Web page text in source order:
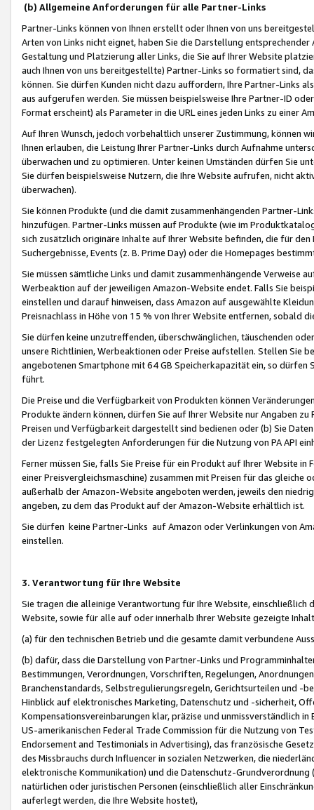
(b) Allgemeine Anforderungen für alle Partner-Links
Partner-Links können von Ihnen erstellt oder Ihnen von uns
Arten von Links nicht eignet, haben Sie die Darstellung
Gestaltung und Platzierung aller Links, die Sie auf Ihrer Website
auch Ihnen von uns bereitgestellte) Partner-Links so formatiert sind,
können. Sie dürfen Kunden nicht dazu auffordern, Ihre Partner-Links
aus aufgerufen werden. Sie müssen beispielsweise Ihre Partner-ID
Format erscheint) als Parameter in die URL eines jeden Links zu einer
Auf Ihren Wunsch, jedoch vorbehaltlich unserer Zustimmung, können
Ihnen erlauben, die Leistung Ihrer Partner-Links durch Aufnahme
überwachen und zu optimieren. Unter keinen Umständen dürfen Sie
Sie dürfen beispielsweise Nutzern, die Ihre Website aufrufen, nicht
überwachen).
Sie können Produkte (und die damit zusammenhängenden Partner-
hinzufügen. Partner-Links müssen auf Produkte (wie im
sich zusätzlich originäre Inhalte auf Ihrer Website befinden, die für
Suchergebnisse, Events (z. B. Prime Day) oder die Homepages
Sie müssen sämtliche Links und damit zusammenhängende
Werbeaktion auf der jeweiligen Amazon-Website endet. Falls Sie
einstellen und darauf hinweisen, dass Amazon auf ausgewählte
Preisnachlass in Höhe von 15 % von Ihrer Website entfernen, sobald
Sie dürfen keine unzutreffenden, überschwänglichen, täuschenden
unsere Richtlinien, Werbeaktionen oder Preise aufstellen. Stellen Sie
angebotenen Smartphone mit 64 GB Speicherkapazität ein, so dürfen
führt.
Die Preise und die Verfügbarkeit von Produkten können
Produkte ändern können, dürfen Sie auf Ihrer Website nur Angaben
Preisen und Verfügbarkeit dargestellt sind bedienen oder (b) Sie
der Lizenz festgelegten Anforderungen für die Nutzung von PA API
Ferner müssen Sie, falls Sie Preise für ein Produkt auf Ihrer Website
einer Preisvergleichsmaschine) zusammen mit Preisen für das
außerhalb der Amazon-Website angeboten werden, jeweils den
angeben, zu dem das Produkt auf der Amazon-Website erhältlich ist.
Sie dürfen keine Partner-Links auf Amazon oder Verlinkungen von
einstellen.
3. Verantwortung für Ihre Website
Sie tragen die alleinige Verantwortung für Ihre Website,
Website, sowie für alle auf oder innerhalb Ihrer Website gezeigte
(a) für den technischen Betrieb und die gesamte damit verbundene
(b) dafür, dass die Darstellung von Partner-Links und
Bestimmungen, Verordnungen, Vorschriften, Regelungen,
Branchenstandards, Selbstregulierungsregeln, Gerichtsurteilen und -
Hinblick auf elektronisches Marketing, Datenschutz und -sicherheit,
Kompensationsvereinbarungen klar, präzise und unmissverständlich
US-amerikanischen Federal Trade Commission für die Nutzung von
Endorsement and Testimonials in Advertising), das französische
des Missbrauchs durch Influencer in sozialen Netzwerken, die
elektronische Kommunikation) und die Datenschutz-
natürlichen oder juristischen Personen (einschließlich aller
auferlegt werden, die Ihre Website hostet),